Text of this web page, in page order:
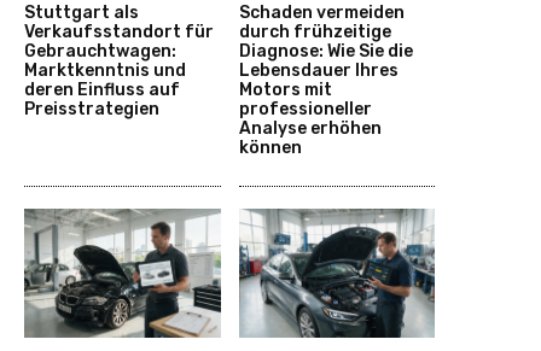
Stuttgart als
Verkaufsstandort für
Gebrauchtwagen:
Marktkenntnis und
deren Einfluss auf
Preisstrategien
Schaden vermeiden
durch frühzeitige
Diagnose: Wie Sie die
Lebensdauer Ihres
Motors mit
professioneller
Analyse erhöhen
können